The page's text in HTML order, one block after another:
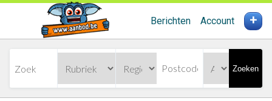
Berichten Account +
Zoeken